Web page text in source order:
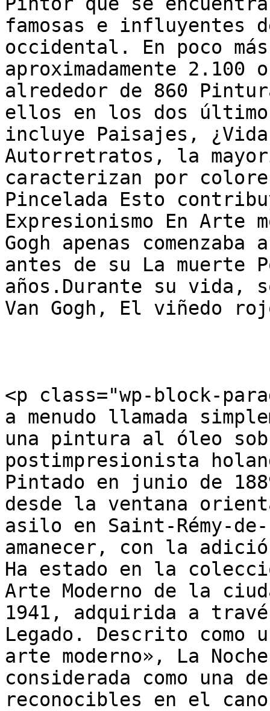
famosas e
occidental. En poco
aproximadamente
alrededor de 860
ellos en los dos
incluye Paisajes,
Autorretratos, la
caracterizan por
Pincelada Esto
Expresionismo En Arte
Gogh apenas
antes de su La
años.Durante su vida,
Van Gogh, El viñedo
<p class="wp-block-
a menudo llamada
una pintura al óleo
postimpresionista
Pintado en junio de
desde la ventana
asilo en Saint-Rémy-
amanecer, con la
Ha estado en la
Arte Moderno de la
1941, adquirida a
Legado. Descrito como
arte moderno», La
considerada como una
reconocibles en el